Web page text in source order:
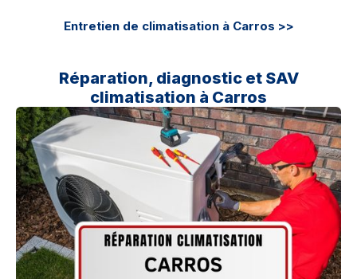
Entretien de climatisation à Carros >>
Réparation, diagnostic et SAV
climatisation à Carros